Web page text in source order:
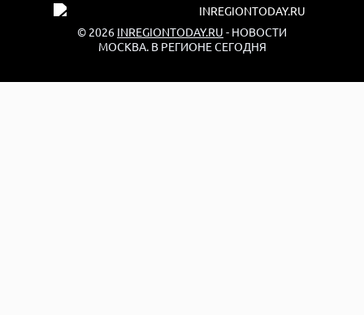
© 2026 INREGIONTODAY.RU - НОВОСТИ
МОСКВА. В РЕГИОНЕ СЕГОДНЯ